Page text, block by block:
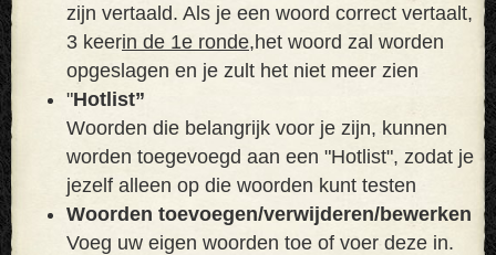
zijn vertaald. Als je een woord correct vertaalt,
3 keerin de 1e ronde,het woord zal worden
opgeslagen en je zult het niet meer zien
"Hotlist”
Woorden die belangrijk voor je zijn, kunnen
worden toegevoegd aan een "Hotlist", zodat je
jezelf alleen op die woorden kunt testen
Woorden toevoegen/verwijderen/bewerken
Voeg uw eigen woorden toe of voer deze in.